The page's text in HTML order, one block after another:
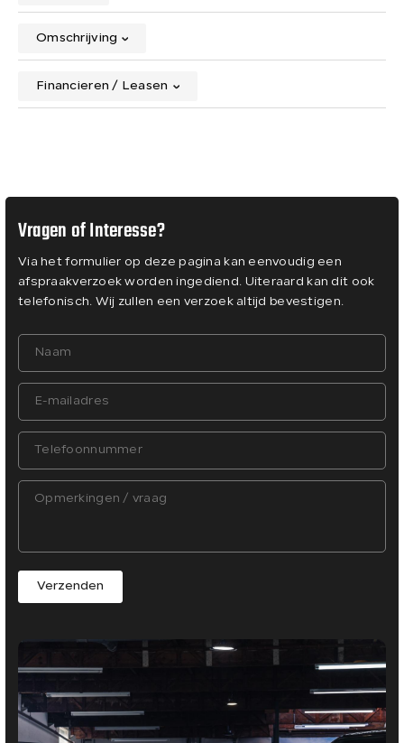
Omschrijving
Financieren / Leasen
Vragen of Interesse?
Via het formulier op deze pagina kan eenvoudig een
afspraakverzoek worden ingediend. Uiteraard kan dit ook
telefonisch. Wij zullen een verzoek altijd bevestigen.
Verzenden